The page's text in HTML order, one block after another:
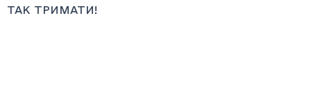
ТАК ТРИМАТИ!